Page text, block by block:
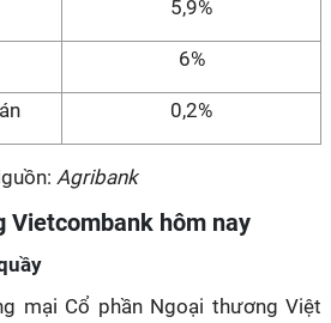
5,9%
6%
0,2%
Agribank
Vietcombank hôm nay
mại Cổ phần Ngoại thương Việt